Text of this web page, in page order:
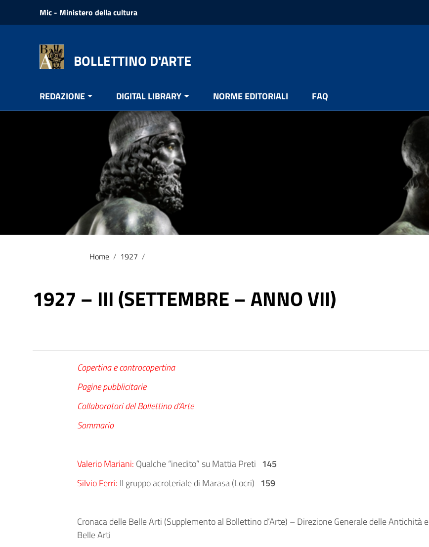
Vai ai contenuti
Vai al menu di navigazione
Mic - Ministero della cultura
BOLLETTINO D'ARTE
REDAZIONE DIGITAL LIBRARY NORME EDITORIALI FAQ
Home / 1927 /
1927 – III (SETTEMBRE – ANNO VII)
Copertina e controcopertina
Pagine pubblicitarie
Collaboratori del Bollettino d’Arte
Sommario
Valerio Mariani: Qualche “inedito” su Mattia Preti 145
Silvio Ferri: Il gruppo acroteriale di Marasa (Locri) 159
Cronaca delle Belle Arti (Supplemento al Bollettino d’Arte) – Direzione Generale delle Antichità e
Belle Arti